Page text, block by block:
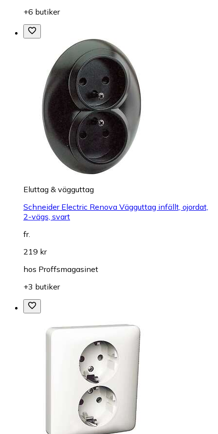
+6 butiker
Eluttag & vägguttag
Schneider Electric Renova Vägguttag infällt, ojordat,
2-vägs, svart
fr.
219 kr
hos Proffsmagasinet
+3 butiker